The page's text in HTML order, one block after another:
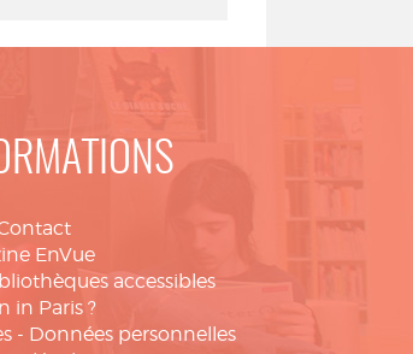
EnVue
accessibles
in Paris ?
- Données personnelles